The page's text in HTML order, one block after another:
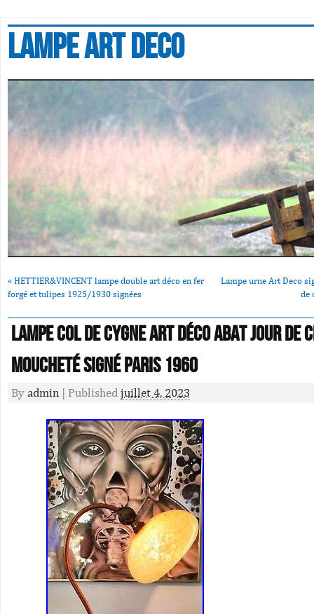
Lampe art deco
« HETTIER&VINCENT lampe double art déco en fer
forgé et tulipes 1925/1930 signées
Lampe urne Art Deco
de
Lampe Col De Cygne Art Déco Abat Jour De
Moucheté signé paris 1960
By admin | Published juillet 4, 2023